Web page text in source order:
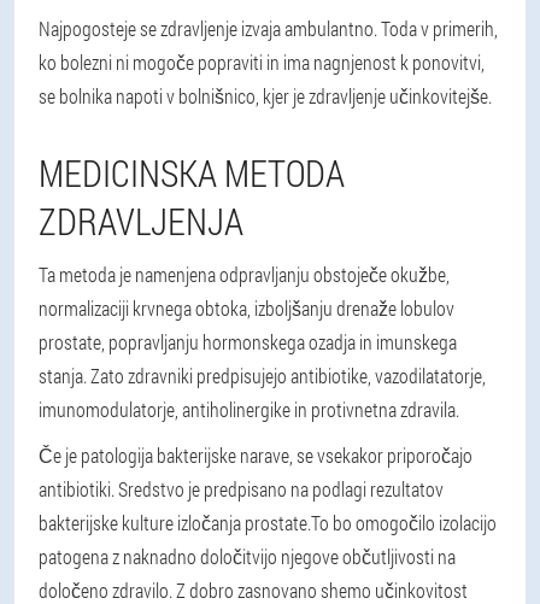
Najpogosteje se zdravljenje izvaja ambulantno. Toda v primerih,
ko bolezni ni mogoče popraviti in ima nagnjenost k ponovitvi,
se bolnika napoti v bolnišnico, kjer je zdravljenje učinkovitejše.
MEDICINSKA METODA
ZDRAVLJENJA
Ta metoda je namenjena odpravljanju obstoječe okužbe,
normalizaciji krvnega obtoka, izboljšanju drenaže lobulov
prostate, popravljanju hormonskega ozadja in imunskega
stanja. Zato zdravniki predpisujejo antibiotike, vazodilatatorje,
imunomodulatorje, antiholinergike in protivnetna zdravila.
Če je patologija bakterijske narave, se vsekakor priporočajo
antibiotiki. Sredstvo je predpisano na podlagi rezultatov
bakterijske kulture izločanja prostate.To bo omogočilo izolacijo
patogena z naknadno določitvijo njegove občutljivosti na
določeno zdravilo. Z dobro zasnovano shemo učinkovitost